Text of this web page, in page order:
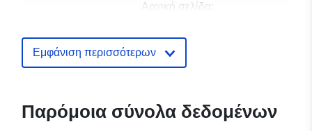
Αρχική σελίδα:
Niki T. Zadeh
Αρχική σελίδα:
Εμφάνιση περισσότερων
Παρόμοια σύνολα δεδομένων